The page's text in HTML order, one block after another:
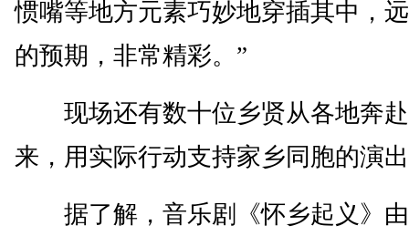
惯嘴等地方元素巧妙地穿插其中，
的预期，非常精彩。”
现场还有数十位乡贤从各地奔
来，用实际行动支持家乡同胞的演
据了解，音乐剧《怀乡起义》